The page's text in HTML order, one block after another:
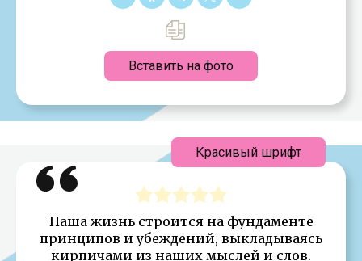
Вставить на фото
Наша жизнь строится на фундаменте
принципов и убеждений, выкладываясь
кирпичами из наших мыслей и слов.
Красивый шрифт